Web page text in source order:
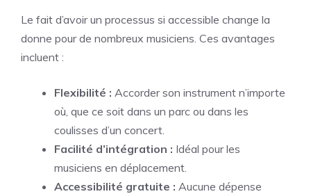
Le fait d’avoir un processus si accessible change la
donne pour de nombreux musiciens. Ces avantages
incluent :
Flexibilité : Accorder son instrument n’importe
où, que ce soit dans un parc ou dans les
coulisses d’un concert.
Facilité d’intégration : Idéal pour les
musiciens en déplacement.
Accessibilité gratuite : Aucune dépense